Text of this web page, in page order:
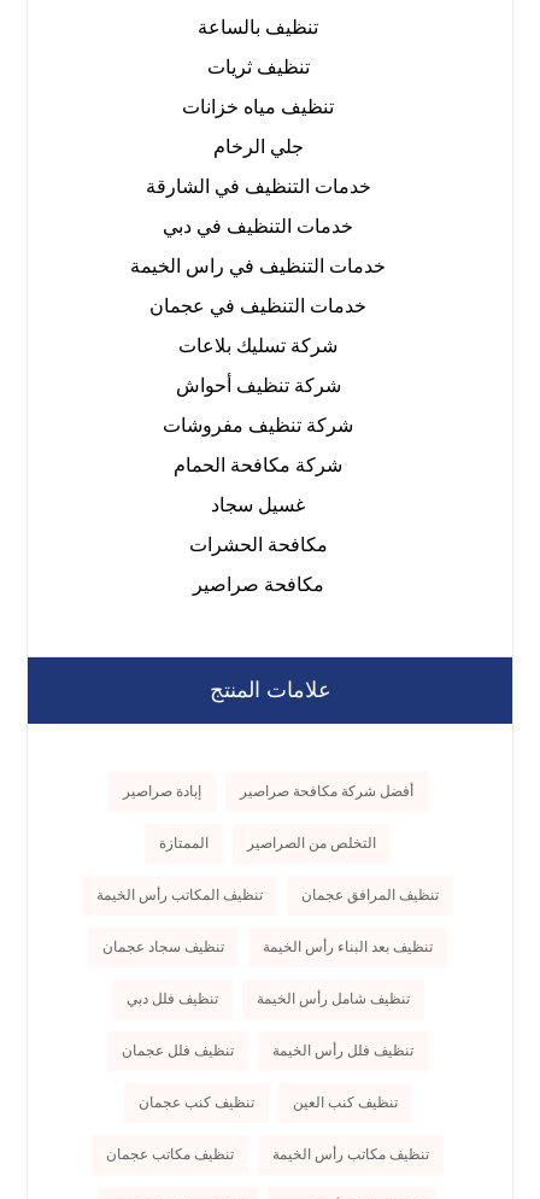
تنظيف بالساعة
تنظيف ثريات
تنظيف مياه خزانات
جلي الرخام
خدمات التنظيف في الشارقة
خدمات التنظيف في دبي
خدمات التنظيف في راس الخيمة
خدمات التنظيف في عجمان
شركة تسليك بلاعات
شركة تنظيف أحواش
شركة تنظيف مفروشات
شركة مكافحة الحمام
غسيل سجاد
مكافحة الحشرات
مكافحة صراصير
علامات المنتج
أفضل شركة مكافحة صراصير إبادة صراصير
التخلص من الصراصير الممتازة
تنظيف المرافق عجمان تنظيف المكاتب رأس الخيمة
تنظيف بعد البناء رأس الخيمة تنظيف سجاد عجمان
تنظيف شامل رأس الخيمة تنظيف فلل دبي
تنظيف فلل رأس الخيمة تنظيف فلل عجمان
تنظيف كنب العين تنظيف كنب عجمان
تنظيف مكاتب رأس الخيمة تنظيف مكاتب عجمان